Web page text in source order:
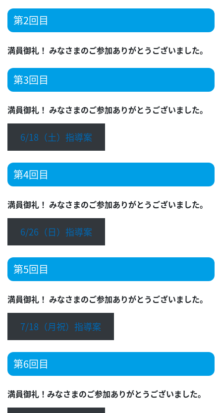
第2回目
満員御礼！ みなさまのご参加ありがとうございました。
第3回目
満員御礼！ みなさまのご参加ありがとうございました。
6/18（土）指導案
第4回目
満員御礼！ みなさまのご参加ありがとうございました。
6/26（日）指導案
第5回目
満員御礼！ みなさまのご参加ありがとうございました。
7/18（月祝）指導案
第6回目
満員御礼！みなさまのご参加ありがとうございました。